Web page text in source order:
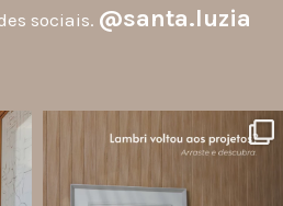
sociais. @santa.luzia
O lambri é um revestimento versátil
painéis decorativos e diversas
composições para valorizar o